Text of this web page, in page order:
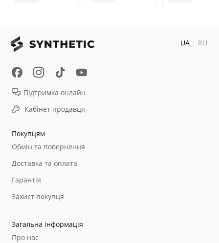
Покупцям
Обмін та повернення
Доставка та оплата
Гарантія
Захист покупця
Загальна інформація
Про нас
Підтримка онлайн
Кабінет продавця
UA RU